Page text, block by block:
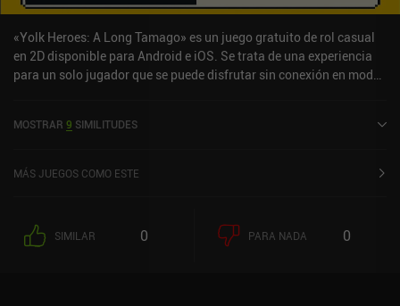
«Yolk Heroes: A Long Tamago» es un juego gratuito de rol casual
en 2D disponible para Android e iOS. Se trata de una experiencia
para un solo jugador que se puede disfrutar sin conexión en modo
noviembre de 2024 y tiene actualmente una puntuación de 4,2
MOSTRAR 9 SIMILITUDES
MÁS JUEGOS COMO ESTE
SIMILAR 0 PARA NADA 0